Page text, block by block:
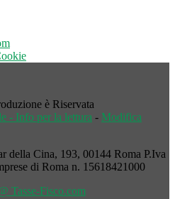
è Riservata
- Info per la lettura - Modifica
della Cina, 193, 00144 Roma P.Iva
di Roma n. 15618421000
Tasse-Fisco.com